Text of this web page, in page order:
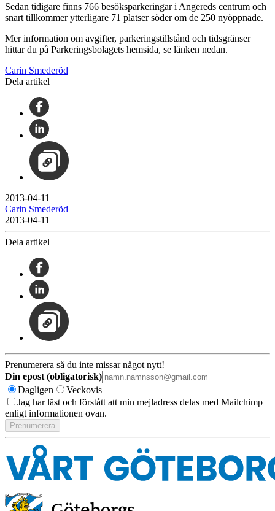
Sedan tidigare finns 766 besöksparkeringar i Angereds centrum och
snart tillkommer ytterligare 71 platser söder om de 250 nyöppnade.
Mer information om avgifter, parkeringstillstånd och tidsgränser
hittar du på Parkeringsbolagets hemsida, se länken nedan.
Carin Smederöd
Dela artikel
2013-04-11
Carin Smederöd
2013-04-11
Dela artikel
Prenumerera så du inte missar något nytt!
Din epost (obligatorisk)
Dagligen
Veckovis
Jag har läst och förstått att min mejladress delas med Mailchimp
enligt informationen ovan.